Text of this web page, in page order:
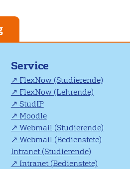
Service
FlexNow (Studierende)
FlexNow (Lehrende)
StudIP
Moodle
Webmail (Studierende)
Webmail (Bedienstete)
Intranet (Studierende)
Intranet (Bedienstete)